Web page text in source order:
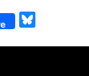
e